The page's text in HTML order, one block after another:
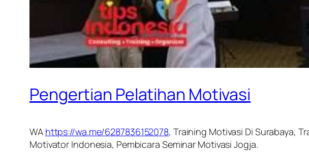
Pengertian Pelatihan Motivasi
WA https://wa.me/6287836152078, Training Motivasi Di Surabaya,
Motivator Indonesia, Pembicara Seminar Motivasi Jogja.